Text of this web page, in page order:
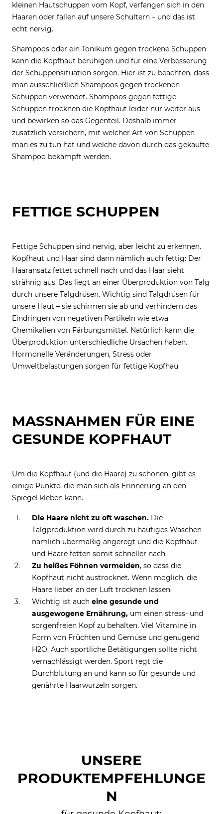
kleinen Hautschuppen vom Kopf, verfangen sich in den
Haaren oder fallen auf unsere Schultern – und das ist
echt nervig.
Shampoos oder ein Tonikum gegen trockene Schuppen
kann die Kopfhaut beruhigen und für eine Verbesserung
der Schuppensituation sorgen. Hier ist zu beachten, dass
man ausschließlich Shampoos gegen trockenen
Schuppen verwendet. Shampoos gegen fettige
Schuppen trocknen die Kopfhaut leider nur weiter aus
und bewirken so das Gegenteil. Deshalb immer
zusätzlich versichern, mit welcher Art von Schuppen
man es zu tun hat und welche davon durch das gekaufte
Shampoo bekämpft werden.
FETTIGE SCHUPPEN
Fettige Schuppen sind nervig, aber leicht zu erkennen.
Kopfhaut und Haar sind dann nämlich auch fettig: Der
Haaransatz fettet schnell nach und das Haar sieht
strähnig aus. Das liegt an einer Überproduktion von Talg
durch unsere Talgdrüsen. Wichtig sind Talgdrüsen für
unsere Haut – sie schirmen sie ab und verhindern das
Eindringen von negativen Partikeln wie etwa
Chemikalien von Färbungsmittel. Natürlich kann die
Überproduktion unterschiedliche Ursachen haben.
Hormonelle Veränderungen, Stress oder
Umweltbelastungen sorgen für fettige Kopfhau
MASSNAHMEN FÜR EINE G
ESUNDE KOPFHAUT
Um die Kopfhaut (und die Haare) zu schonen, gibt es
einige Punkte, die man sich als Erinnerung an den
Spiegel kleben kann.
Die Haare nicht zu oft waschen. Die
Talgproduktion wird durch zu häufiges Waschen
nämlich übermäßig angeregt und die Kopfhaut
und Haare fetten somit schneller nach.
Zu heißes Föhnen vermeiden, so dass die
Kopfhaut nicht austrocknet. Wenn möglich, die
Haare lieber an der Luft trocknen lassen.
Wichtig ist auch eine gesunde und
ausgewogene Ernährung, um einen stress- und
sorgenfreien Kopf zu behalten. Viel Vitamine in
Form von Früchten und Gemüse und genügend
H2O. Auch sportliche Betätigungen sollte nicht
vernachlässigt werden. Sport regt die
Durchblutung an und kann so für gesunde und
genährte Haarwurzeln sorgen.
UNSERE
PRODUKTEMPFEHLUNGE
N